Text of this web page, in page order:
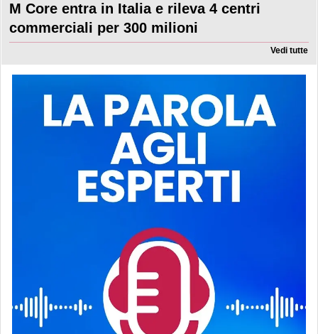
M Core entra in Italia e rileva 4 centri
commerciali per 300 milioni
Vedi tutte